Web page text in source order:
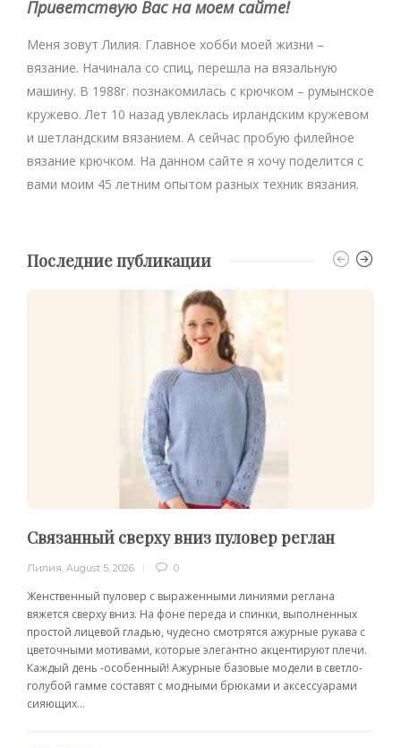
Приветствую Вас на моем сайте!
Меня зовут Лилия. Главное хобби моей жизни –
вязание. Начинала со спиц, перешла на вязальную
машину. В 1988г. познакомилась с крючком – румынское
кружево. Лет 10 назад увлеклась ирландским кружевом
и шетландским вязанием. А сейчас пробую филейное
вязание крючком. На данном сайте я хочу поделится с
вами моим 45 летним опытом разных техник вязания.
Последние публикации
Связанный сверху вниз пуловер реглан
Лилия, August 5, 2026 0
Женственный пуловер с выраженными линиями реглана
вяжется сверху вниз. На фоне переда и спинки, выполненных
простой лицевой гладью, чудесно смотрятся ажурные рукава с
цветочными мотивами, которые элегантно акцентируют плечи.
Каждый день -особенный! Ажурные базовые модели в светло-
голубой гамме составят с модными брюками и аксессуарами
сияющих...